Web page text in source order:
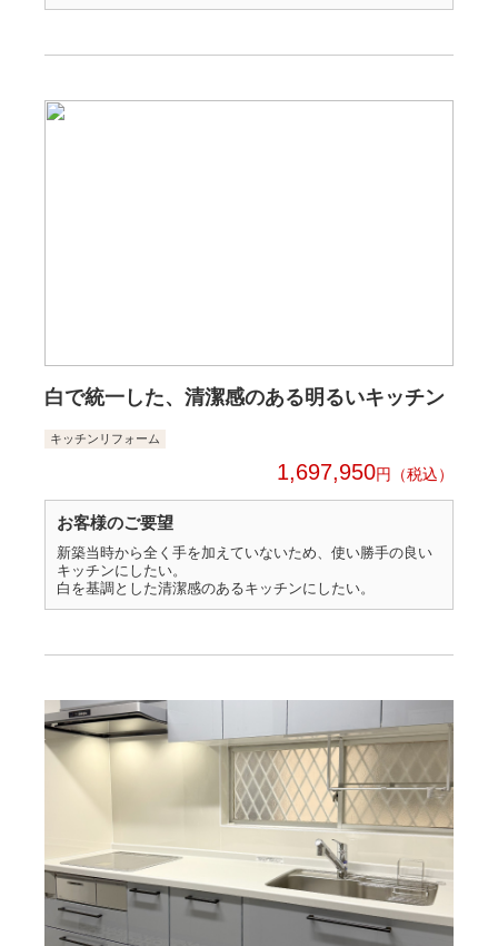
白で統一した、清潔感のある明るいキッチン
キッチンリフォーム
1,697,950円
お客様のご要望
新築当時から全く手を加えていないため、使い勝手の良い
キッチンにしたい。
白を基調とした清潔感のあるキッチンにしたい。